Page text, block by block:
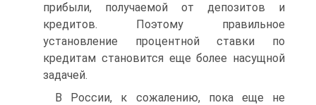
прибыли, получаемой от депозитов и
кредитов. Поэтому правильное
установление процентной ставки по
кредитам становится еще более насущной
задачей.
В России, к сожалению, пока еще не